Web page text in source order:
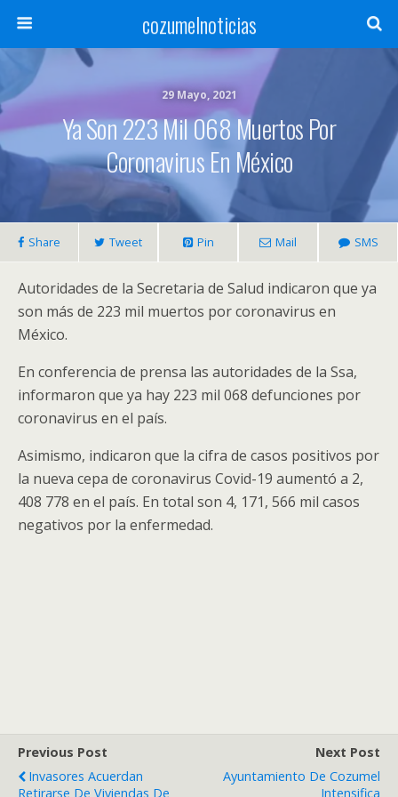
cozumelnoticias
29 Mayo, 2021
Ya Son 223 Mil 068 Muertos Por
Coronavirus En México
Share Tweet Pin Mail SMS
Autoridades de la Secretaria de Salud indicaron que ya
son más de 223 mil muertos por coronavirus en
México.
En conferencia de prensa las autoridades de la Ssa,
informaron que ya hay 223 mil 068 defunciones por
coronavirus en el país.
Asimismo, indicaron que la cifra de casos positivos por
la nueva cepa de coronavirus Covid-19 aumentó a 2,
408 778 en el país. En total son 4, 171, 566 mil casos
negativos por la enfermedad.
Previous Post
Invasores Acuerdan
Retirarse De Viviendas De
Next Post
Ayuntamiento De Cozumel
Intensifica